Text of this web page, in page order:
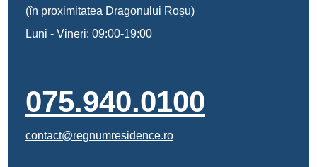
(în proximitatea Dragonului Roșu)
Luni - Vineri: 09:00-19:00
075.940.0100
contact@regnumresidence.ro